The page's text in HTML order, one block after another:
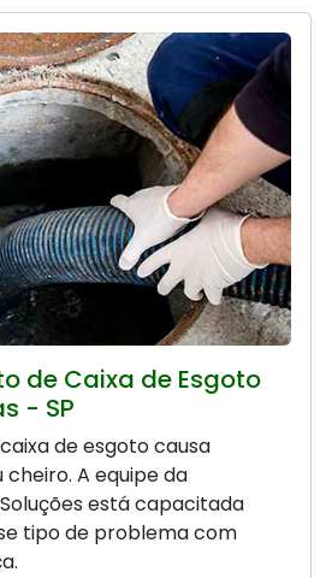
de Caixa de Esgoto
- SP
de esgoto causa
A equipe da
está capacitada
tipo de problema com